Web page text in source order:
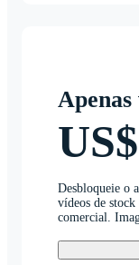
Apenas
Desbloqueie o
vídeos de
comercial.